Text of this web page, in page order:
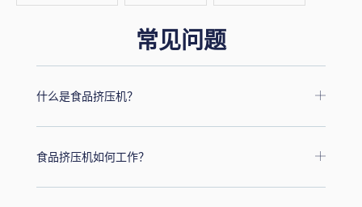
常见问题
什么是食品挤压机？
食品挤压机如何工作？